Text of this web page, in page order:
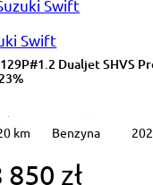
SHVS Premium
Swift
Dualjet SHVS
km Benzyna
850 zł